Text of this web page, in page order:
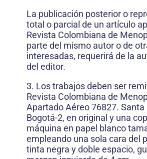
La publicación posterior o
total o parcial de un artículo
Revista Colombiana de
parte del mismo autor o de
interesadas, requerirá de la
del editor.
3. Los trabajos deben ser
Revista Colombiana de
Apartado Aéreo 76827. Santa
Bogotá-2, en original y una
máquina en papel blanco
empleando una sola cara del
tinta negra y doble espacio,